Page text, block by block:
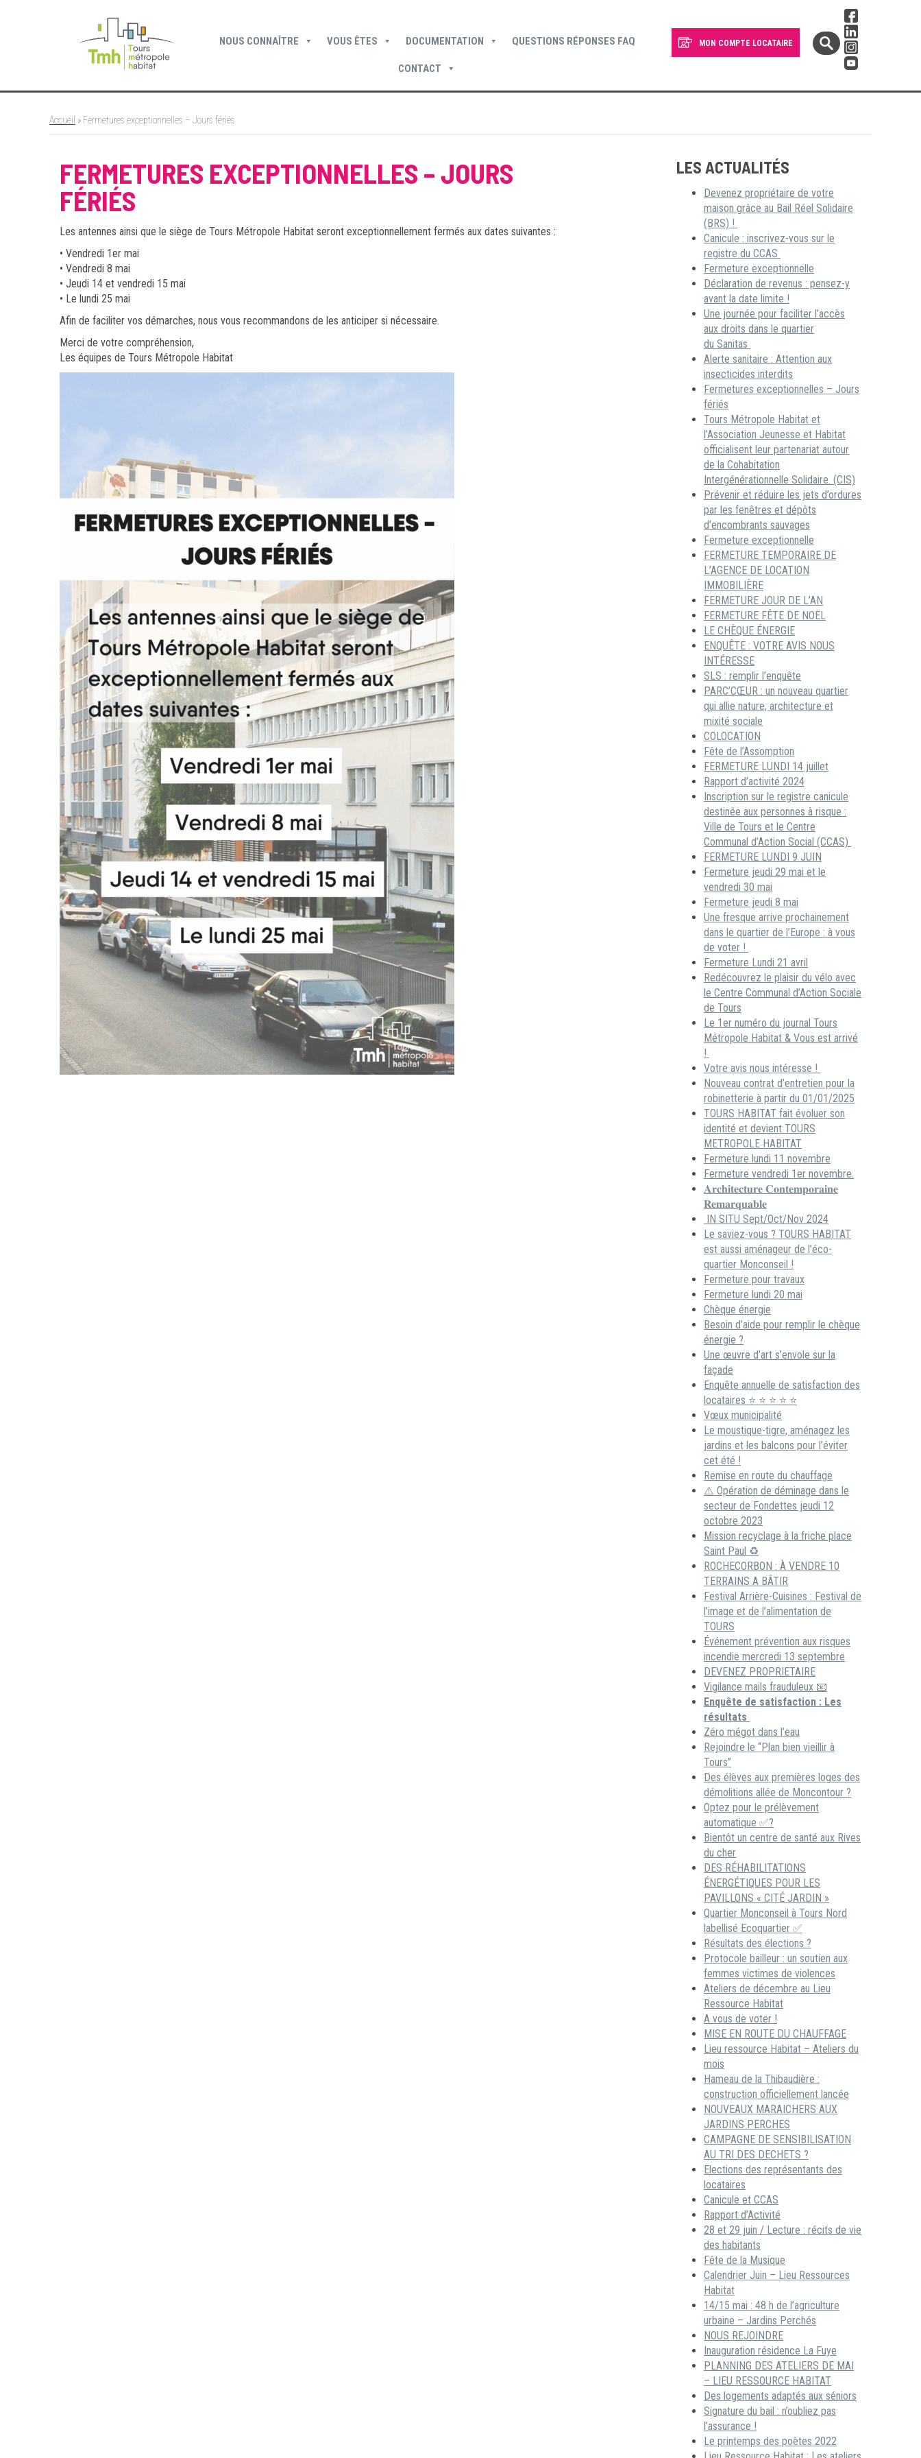
NOUS CONNAÎTRE VOUS ÊTES DOCUMENTATION QUESTIONS RÉPONSES FAQ
CONTACT
MON COMPTE LOCATAIRE
Accueil » Fermetures exceptionnelles – Jours fériés
LES ACTUALITÉS
Devenez propriétaire de votre
maison grâce au Bail Réel Solidaire
(BRS) !
Canicule : inscrivez-vous sur le
registre du CCAS
Fermeture exceptionnelle
Déclaration de revenus : pensez-y
avant la date limite !
Une journée pour faciliter l’accès
aux droits dans le quartier
du Sanitas
Alerte sanitaire : Attention aux
insecticides interdits
Fermetures exceptionnelles – Jours
fériés
Tours Métropole Habitat et
l’Association Jeunesse et Habitat
officialisent leur partenariat autour
de la Cohabitation
Intergénérationnelle Solidaire. (CIS)
Prévenir et réduire les jets d’ordures
par les fenêtres et dépôts
d’encombrants sauvages
Fermeture exceptionnelle
FERMETURE TEMPORAIRE DE
L’AGENCE DE LOCATION
IMMOBILIÈRE
FERMETURE JOUR DE L’AN
FERMETURE FÊTE DE NOËL
LE CHÈQUE ÉNERGIE
ENQUÊTE : VOTRE AVIS NOUS
INTÉRESSE
SLS : remplir l’enquête
PARC’CŒUR : un nouveau quartier
qui allie nature, architecture et
mixité sociale
COLOCATION
Fête de l’Assomption
FERMETURE LUNDI 14 juillet
Rapport d’activité 2024
Inscription sur le registre canicule
destinée aux personnes à risque :
Ville de Tours et le Centre
Communal d’Action Social (CCAS)
FERMETURE LUNDI 9 JUIN
Fermeture jeudi 29 mai et le
vendredi 30 mai
Fermeture jeudi 8 mai
Une fresque arrive prochainement
dans le quartier de l’Europe : à vous
de voter !
Fermeture Lundi 21 avril
Redécouvrez le plaisir du vélo avec
le Centre Communal d’Action Sociale
de Tours
Le 1er numéro du journal Tours
Métropole Habitat & Vous est arrivé
!
Votre avis nous intéresse !
Nouveau contrat d’entretien pour la
robinetterie à partir du 01/01/2025
TOURS HABITAT fait évoluer son
identité et devient TOURS
METROPOLE HABITAT
Fermeture lundi 11 novembre
Fermeture vendredi 1er novembre.
𝐀𝐫𝐜𝐡𝐢𝐭𝐞𝐜𝐭𝐮𝐫𝐞 𝐂𝐨𝐧𝐭𝐞𝐦𝐩𝐨𝐫𝐚𝐢𝐧𝐞
𝐑𝐞𝐦𝐚𝐫𝐪𝐮𝐚𝐛𝐥𝐞
IN SITU Sept/Oct/Nov 2024
Le saviez-vous ? TOURS HABITAT
est aussi aménageur de l’éco-
quartier Monconseil !
Fermeture pour travaux
Fermeture lundi 20 mai
Chèque énergie
Besoin d’aide pour remplir le chèque
énergie ?
Une œuvre d’art s’envole sur la
façade
Enquête annuelle de satisfaction des
locataires ⭐ ⭐ ⭐ ⭐ ⭐
Vœux municipalité
Le moustique-tigre, aménagez les
jardins et les balcons pour l’éviter
cet été !
Remise en route du chauffage
⚠️ Opération de déminage dans le
secteur de Fondettes jeudi 12
octobre 2023
Mission recyclage à la friche place
Saint Paul ♻️
ROCHECORBON : À VENDRE 10
TERRAINS A BÂTIR
Festival Arrière-Cuisines : Festival de
l’image et de l’alimentation de
TOURS
Événement prévention aux risques
incendie mercredi 13 septembre
DEVENEZ PROPRIETAIRE
Vigilance mails frauduleux 📧
Enquête de satisfaction : Les
résultats
Zéro mégot dans l’eau
Rejoindre le “Plan bien vieillir à
Tours”
Des élèves aux premières loges des
démolitions allée de Moncontour ?
Optez pour le prélèvement
automatique ✅?
Bientôt un centre de santé aux Rives
du cher
DES RÉHABILITATIONS
ÉNERGÉTIQUES POUR LES
PAVILLONS « CITÉ JARDIN »
Quartier Monconseil à Tours Nord
labellisé Ecoquartier ✅
Résultats des élections ?
Protocole bailleur : un soutien aux
femmes victimes de violences
Ateliers de décembre au Lieu
Ressource Habitat
A vous de voter !
MISE EN ROUTE DU CHAUFFAGE
Lieu ressource Habitat – Ateliers du
mois
Hameau de la Thibaudière :
construction officiellement lancée
NOUVEAUX MARAICHERS AUX
JARDINS PERCHES
CAMPAGNE DE SENSIBILISATION
AU TRI DES DECHETS ?
Elections des représentants des
locataires
Canicule et CCAS
Rapport d’Activité
28 et 29 juin / Lecture : récits de vie
des habitants
Fête de la Musique
Calendrier Juin – Lieu Ressources
Habitat
14/15 mai : 48 h de l’agriculture
urbaine – Jardins Perchés
NOUS REJOINDRE
Inauguration résidence La Fuye
PLANNING DES ATELIERS DE MAI
– LIEU RESSOURCE HABITAT
Des logements adaptés aux séniors
Signature du bail : n’oubliez pas
l’assurance !
Le printemps des poètes 2022
FERMETURES EXCEPTIONNELLES – JOURS
FÉRIÉS
Les antennes ainsi que le siège de Tours Métropole Habitat seront exceptionnellement fermés aux dates suivantes :
• Vendredi 1er mai
• Vendredi 8 mai
• Jeudi 14 et vendredi 15 mai
• Le lundi 25 mai
Afin de faciliter vos démarches, nous vous recommandons de les anticiper si nécessaire.
Merci de votre compréhension,
Les équipes de Tours Métropole Habitat